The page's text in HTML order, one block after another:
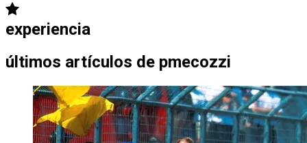
experiencia
últimos artículos de pmecozzi